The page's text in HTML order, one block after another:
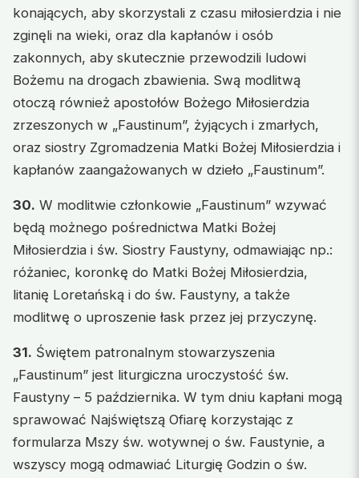
konających, aby skorzystali z czasu miłosierdzia i nie
zginęli na wieki, oraz dla kapłanów i osób
zakonnych, aby skutecznie przewodzili ludowi
Bożemu na drogach zbawienia. Swą modlitwą
otoczą również apostołów Bożego Miłosierdzia
zrzeszonych w „Faustinum”, żyjących i zmarłych,
oraz siostry Zgromadzenia Matki Bożej Miłosierdzia i
kapłanów zaangażowanych w dzieło „Faustinum”.
30. W modlitwie członkowie „Faustinum” wzywać
będą możnego pośrednictwa Matki Bożej
Miłosierdzia i św. Siostry Faustyny, odmawiając np.:
różaniec, koronkę do Matki Bożej Miłosierdzia,
litanię Loretańską i do św. Faustyny, a także
modlitwę o uproszenie łask przez jej przyczynę.
31. Świętem patronalnym stowarzyszenia
„Faustinum” jest liturgiczna uroczystość św.
Faustyny – 5 października. W tym dniu kapłani mogą
sprawować Najświętszą Ofiarę korzystając z
formularza Mszy św. wotywnej o św. Faustynie, a
wszyscy mogą odmawiać Liturgię Godzin o św.